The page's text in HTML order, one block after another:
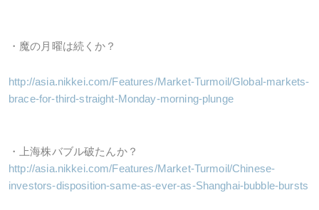
・魔の月曜は続くか？
http://asia.nikkei.com/Features/Market-Turmoil/Global-markets-
brace-for-third-straight-Monday-morning-plunge
・上海株バブル破たんか？
http://asia.nikkei.com/Features/Market-Turmoil/Chinese-
investors-disposition-same-as-ever-as-Shanghai-bubble-bursts